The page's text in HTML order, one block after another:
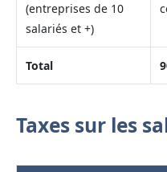
(entreprises de 10
salariés et +)
Total
Taxes sur les